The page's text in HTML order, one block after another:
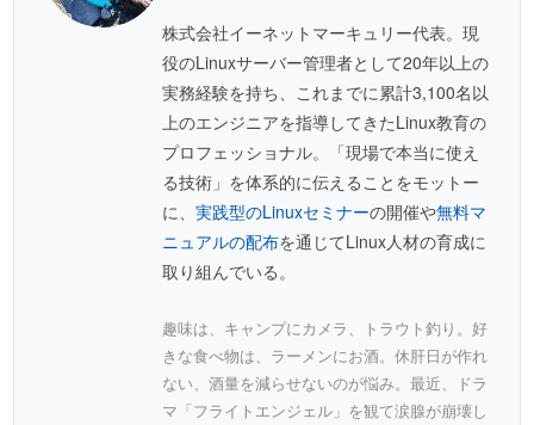
株式会社イーネットマーキュリー代表。現
役のLinuxサーバー管理者として20年以上の
実務経験を持ち、これまでに累計3,100名以
上のエンジニアを指導してきたLinux教育の
プロフェッショナル。「現場で本当に使え
る技術」を体系的に伝えることをモットー
に、実践型のLinuxセミナーの開催や無料マ
ニュアルの配布を通じてLinux人材の育成に
取り組んでいる。
趣味は、キャンプにカメラ、トラウト釣り。好
きな食べ物は、ラーメンにお酒。休肝日が作れ
ない、酒量を減らせないのが悩み。最近、ドラ
マ「フライトエンジェル」を観て涙腺が崩壊し